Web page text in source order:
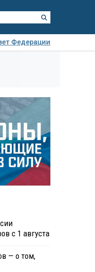
Федерации
с 1 августа
— о том,